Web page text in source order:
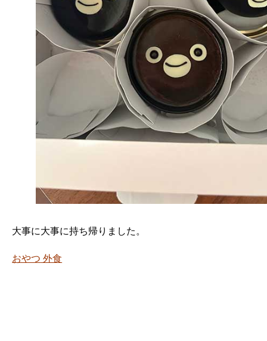
大事に大事に持ち帰りました。
おやつ 外食